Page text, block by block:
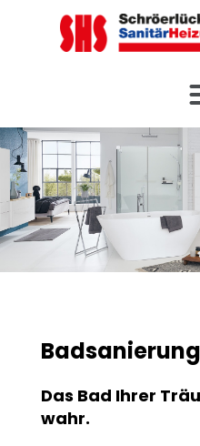
Das Bad Ihrer
wahr.